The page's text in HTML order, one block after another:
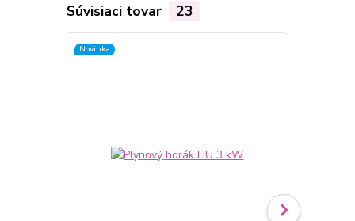
Súvisiaci tovar 23
Novinka